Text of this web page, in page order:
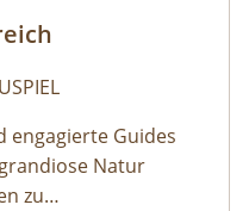
engagierte Guides
Natur
zu